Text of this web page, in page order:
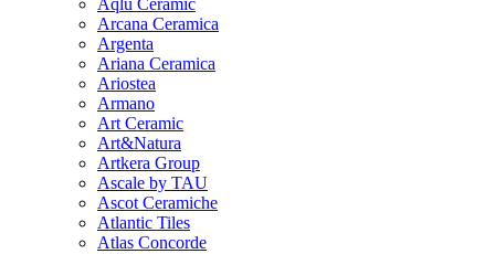
Arcana Ceramica
Argenta
Ariana Ceramica
Ariostea
Armano
Art Ceramic
Art&Natura
Artkera Group
Ascale by TAU
Ascot Ceramiche
Atlantic Tiles
Atlas Concorde